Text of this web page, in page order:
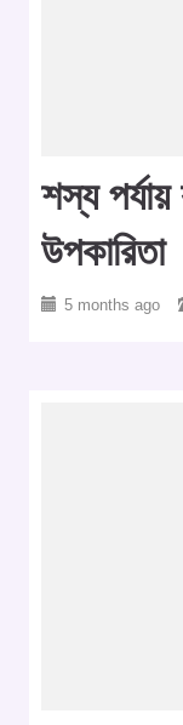
শস্য
উপকারিতা
5 months ago